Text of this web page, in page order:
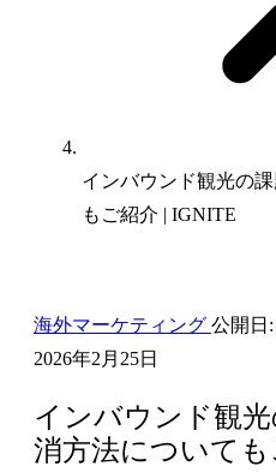
インバウンド観光の
もご紹介 | IGNITE
海外マーケティング 公開日:
2026年2月25日
インバウンド観
消方法についても